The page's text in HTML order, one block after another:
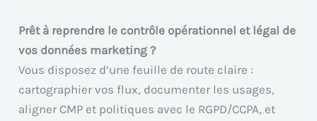
Prêt à reprendre le contrôle opérationnel et légal de
vos données marketing ?
Vous disposez d’une feuille de route claire :
cartographier vos flux, documenter les usages,
aligner CMP et politiques avec le RGPD/CCPA, et